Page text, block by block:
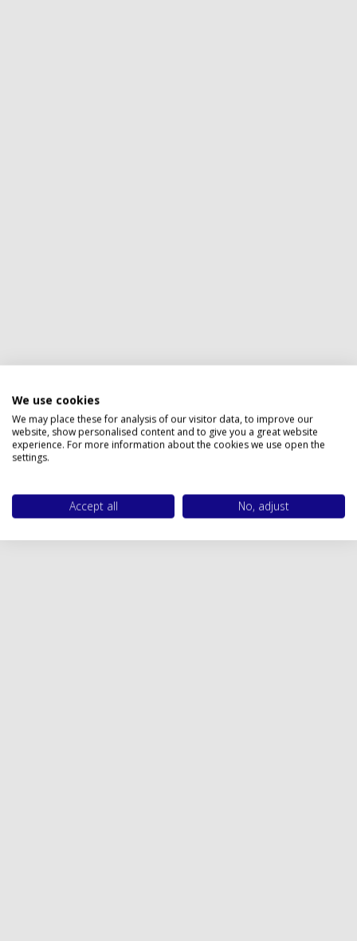
We use cookies
We may place these for analysis of our visitor data, to improve our
website, show personalised content and to give you a great website
experience. For more information about the cookies we use open the
settings.
Accept all No, adjust